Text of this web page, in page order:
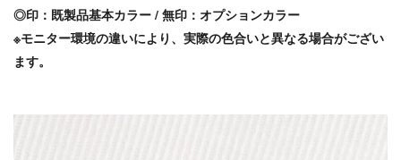
◎印：既製品基本カラー / 無印：オプションカラー
※モニター環境の違いにより、実際の色合いと異なる場合がござい
ます。